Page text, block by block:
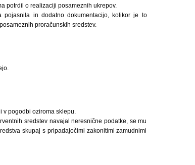
potrdil o realizaciji posameznih ukrepov.
pojasnila in dodatno dokumentacijo, kolikor je to
proračunskih sredstev.
pogodbi oziroma sklepu.
sredstev navajal neresnične podatke, se mu
skupaj s pripadajočimi zakonitimi zamudnimi